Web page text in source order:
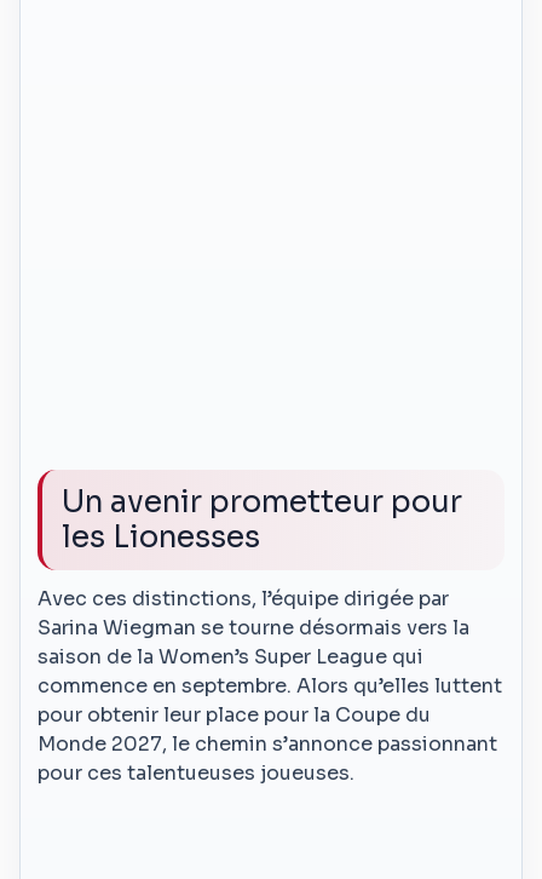
Un avenir prometteur pour
les Lionesses
Avec ces distinctions, l’équipe dirigée par
Sarina Wiegman se tourne désormais vers la
saison de la Women’s Super League qui
commence en septembre. Alors qu’elles luttent
pour obtenir leur place pour la Coupe du
Monde 2027, le chemin s’annonce passionnant
pour ces talentueuses joueuses.